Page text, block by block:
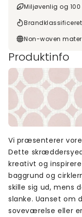
Miljøvenlig og 100
Non-woven
Produktinfo
Vi præsenterer
Dette
kreativt og
baggrund og
skille sig ud, mens
slanke. Uanset om
soveværelse eller